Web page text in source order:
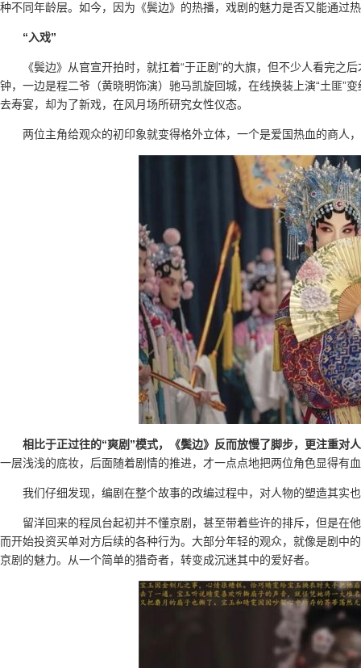
种不同年龄层。如今，因为《鬓边》的热播，戏剧的魅力是否又能通过
“入戏”
《鬓边》从官宣开拍时，就扛着“于正剧”的大旗，但不少人看完之
钟，一边是程二爷（黄晓明饰演）驰马凯旋回城，在线换装上演“土匪”
去寿宴，却为了新戏，在风月场所研究女性仪态。
两位主角给观众的初印象就变得格外立体，一个是爱国热血的商人
相比于正过往的“爽剧”模式，《鬓边》反而放慢了脚步，更注重对
一层浅浅的底妆，后面随着剧情的推进，才一点点地把两位角色显得有
我们仔细发现，编剧在整个故事的改编过程中，对人物的塑造其实
留洋回来的程凤台起初并不懂京剧，甚至带着些许的排斥，但是在
而开始投资买单对方后续的各种行为。大部分年轻的观众，就像是剧中
京剧的魅力。从一个简单的猎奇者，转变成沉迷其中的爱好者。